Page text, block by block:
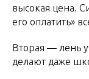
высокая цена.
его оплатить»
Вторая — лень
делают даже